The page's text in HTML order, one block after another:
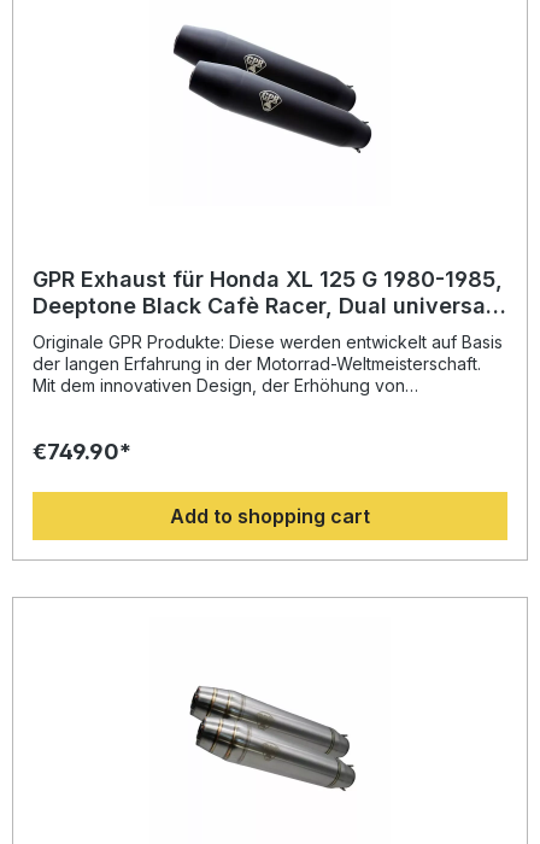
entsprechende Zubehör. Universal Homologated silencer
without link pipe Zulassung: YesLieferzeit: ca. 14 Tage
GPR Exhaust für Honda XL 125 G 1980-1985,
Deeptone Black Cafè Racer, Dual universal
Homologated legal silencer kit, including r
Originale GPR Produkte: Diese werden entwickelt auf Basis
der langen Erfahrung in der Motorrad-Weltmeisterschaft.
Mit dem innovativen Design, der Erhöhung von
Fahrzeug deutlich auf und erhalten ein perfektes Preis-
eine hörbare Soundverbesserung zur Serie, die Sie beim
Fahren geniessen können. Der Hersteller ist DIN zertifiziert
und garantiert somit eine gleichbleibend hohe Qualität
seiner Produkte, von der Sie als Kunde profitieren.
Montageempfehlungen: GPR Produkte sind Plug and Play.
entsprechende Zubehör. Dual universal homologated
silencer kit without link pipesZulassung: YesLieferzeit: ca. 14
€749.90*
Add to shopping cart